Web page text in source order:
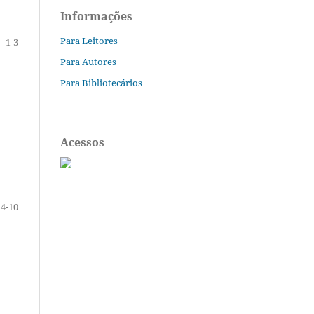
1-3
4-10
Informações
Para Leitores
Para Autores
Para Bibliotecários
Acessos